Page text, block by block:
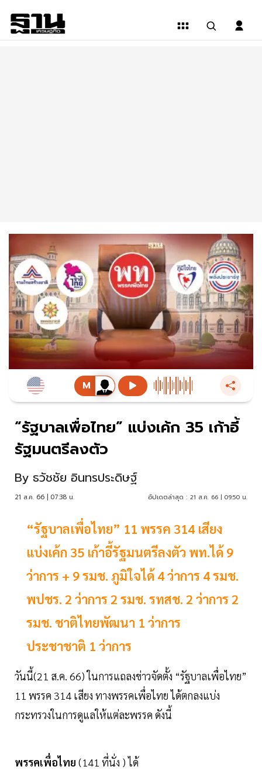
“รัฐบาลเพื่อไทย” แบ่งเค้ก 35 เก้าอี้
รัฐมนตรีลงตัว
By ธวัชชัย อินทรประดิษฐ์
21 ส.ค. 66 | 07:38 น. อัปเดตล่าสุด : 21 ส.ค. 66 | 09:50 น.
“รัฐบาลเพื่อไทย” 11 พรรค 314 เสียง
แบ่งเค้ก 35 เก้าอี้รัฐมนตรีลงตัว พท.ได้ 9
ว่าการ + 9 รมช. ภูมิใจได้ 4 ว่าการ 4 รมช.
พปชร. 2 ว่าการ 2 รมช. รทสช. 2 ว่าการ 2
รมช. ชาติไทยพัฒนา 1 ว่าการ
ประชาชาติ 1 ว่าการ
วันนี้(21 ส.ค. 66) ในการแถลงข่าวจัดตั้ง “รัฐบาลเพื่อไทย”
11 พรรค 314 เสียง ทางพรรคเพื่อไทย ได้ตกลงแบ่ง
กระทรวงในการดูแลให้แต่ละพรรค ดังนี้
พรรคเพื่อไทย (141 ที่นั่ง ) ได้